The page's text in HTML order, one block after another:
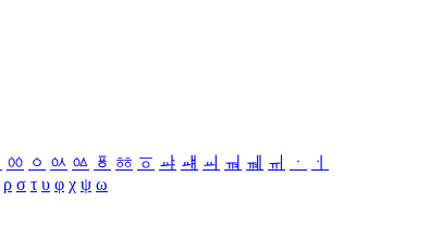
ㆀ ㆁ ㆂ ㆃ ㆄ ㆅ ㆆ ㆇ ㆈ ㆉ ㆊ ㆋ ㆌ ㆍ
ㆎ
ρ σ τ υ φ χ ψ ω